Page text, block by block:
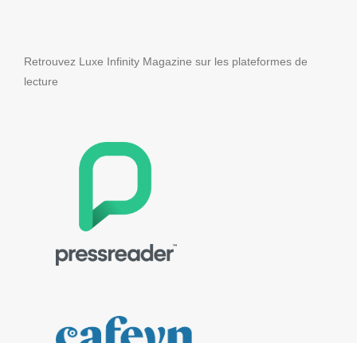
Retrouvez Luxe Infinity Magazine sur les plateformes de
lecture